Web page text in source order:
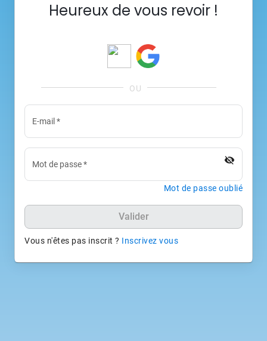
Heureux de vous revoir !
E-mail *
Mot de passe* visibility_off
Mot de passe oublié
Valider
Vous n'êtes pas inscrit ? Inscrivez vous